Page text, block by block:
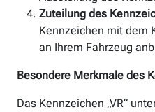
Zuteilung des
Kennzeichen mit dem
an Ihrem Fahrzeug
Besondere Merkmale des
Das Kennzeichen „VR“